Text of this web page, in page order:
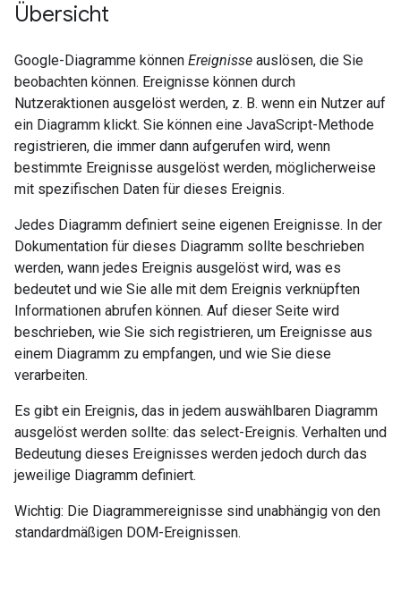
Übersicht
Google-Diagramme können Ereignisse auslösen, die Sie
beobachten können. Ereignisse können durch
Nutzeraktionen ausgelöst werden, z. B. wenn ein Nutzer auf
ein Diagramm klickt. Sie können eine JavaScript-Methode
registrieren, die immer dann aufgerufen wird, wenn
bestimmte Ereignisse ausgelöst werden, möglicherweise
mit spezifischen Daten für dieses Ereignis.
Jedes Diagramm definiert seine eigenen Ereignisse. In der
Dokumentation für dieses Diagramm sollte beschrieben
werden, wann jedes Ereignis ausgelöst wird, was es
bedeutet und wie Sie alle mit dem Ereignis verknüpften
Informationen abrufen können. Auf dieser Seite wird
beschrieben, wie Sie sich registrieren, um Ereignisse aus
einem Diagramm zu empfangen, und wie Sie diese
verarbeiten.
Es gibt ein Ereignis, das in jedem auswählbaren Diagramm
ausgelöst werden sollte: das select-Ereignis. Verhalten und
Bedeutung dieses Ereignisses werden jedoch durch das
jeweilige Diagramm definiert.
Wichtig: Die Diagrammereignisse sind unabhängig von den
standardmäßigen DOM-Ereignissen.